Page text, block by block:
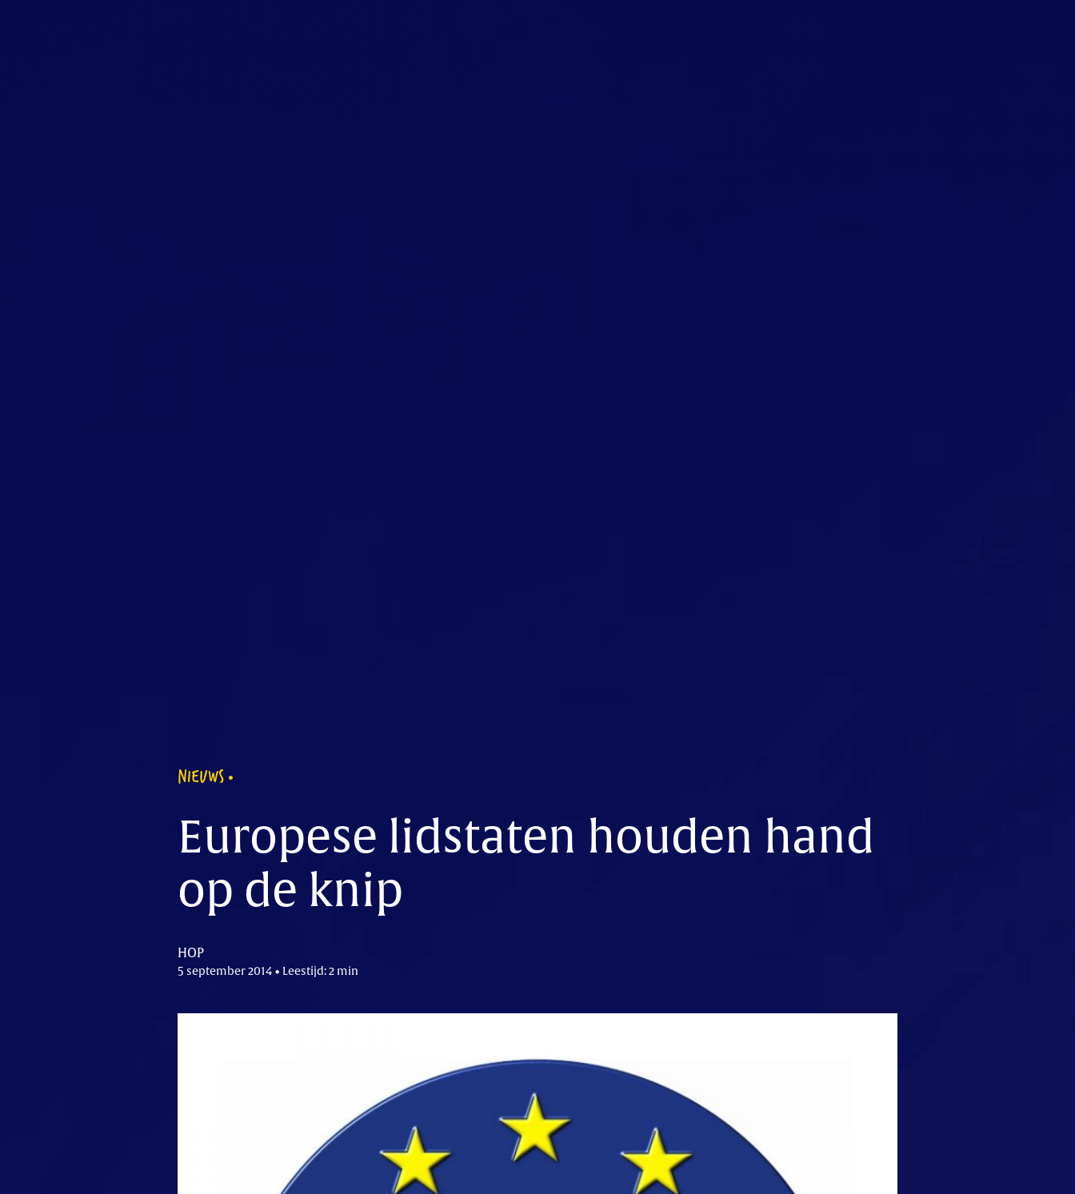
NIEUWS
Europese lidstaten houden hand
op de knip
HOP
5 september 2014 • Leestijd: 2 min